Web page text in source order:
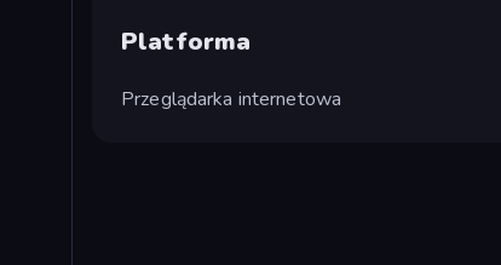
Platforma
Przeglądarka internetowa